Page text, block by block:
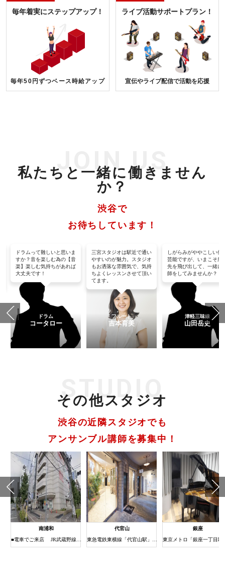
毎年着実にステップアップ！
毎年50円ずつベース時給アップ
ライブ活動サポートプラン！
宣伝やライブ配信で活動を応援
私たちと一緒に働きません
か？
JOIN US
渋谷で
お待ちしています！
ドラムって難しいと思いま
すか？音を楽しむ為の【音
楽】楽しむ気持ちがあれば
大丈夫です！
ドラム
コータロー
三宮スタジオは駅近で通い
やすいのが魅力。スタジオ
もお洒落な雰囲気で、気持
ちよくレッスンさせて頂い
てます。
フルート
吉本育美
しがらみがややこしい伝
芸能ですが、いまこそ所
先を飛び出して、一緒に
師をしてみませんか？
津軽三味線
山田岳史
その他スタジオ
STUDIO
渋谷の近隣スタジオでも
アンサンブル講師を募集中！
南浦和
■電車でご来店 JR武蔵野線・京浜東北線南浦和駅下車 (約3分) ①JR南浦和駅の改札を出たら右（西口）へ進みます。 ②階段（またはエレベーター）で1階に下りると西口ロータリーに出ます。 ③右方向をロータリー沿いに歩き道なりに進みます。 ④南浦和駅西口交差点の横断歩道を渡ってすぐ右手にある建物がまるひろ南浦和店です。 ⑤エレベーターまたはエスカレーターで6Fまでお上がりください。 6Fにスタジオがございます。
代官山
東急電鉄東横線「代官山駅」北口徒歩３分
銀座